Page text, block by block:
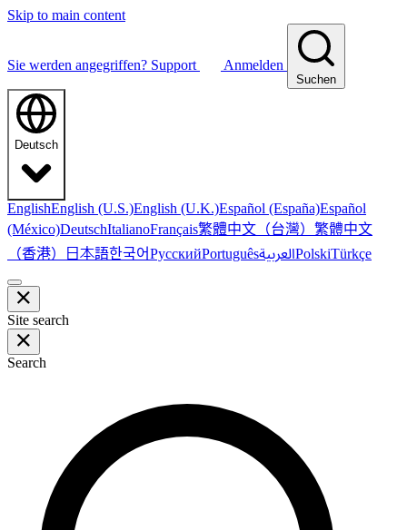
Skip to main content
Sie werden angegriffen? Support Anmelden
Suchen
Deutsch
EnglishEnglish (U.S.)English (U.K.)Español (España)Español
(México)DeutschItalianoFrançais繁體中文（台灣） 繁體中文
（香港） 日本語한국어РусскийPortuguêsالعربيةPolskiTürkçe
Site search
Search